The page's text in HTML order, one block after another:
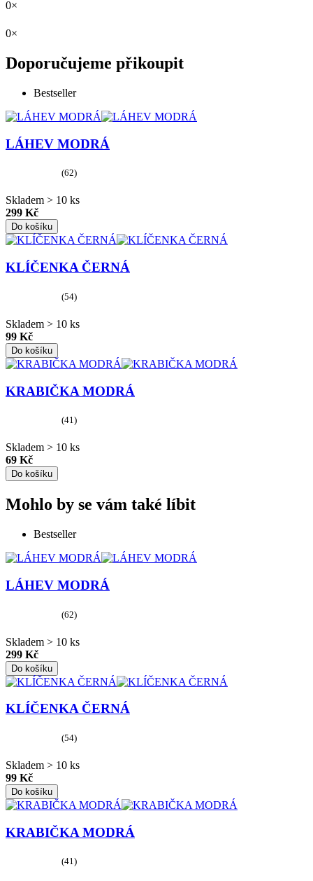
0×
0×
Doporučujeme přikoupit
Bestseller
LÁHEV MODRÁ
(62)
Skladem > 10 ks
299 Kč
Do košíku
KLÍČENKA ČERNÁ
(54)
Skladem > 10 ks
99 Kč
Do košíku
KRABIČKA MODRÁ
(41)
Skladem > 10 ks
69 Kč
Do košíku
Mohlo by se vám také líbit
Bestseller
LÁHEV MODRÁ
(62)
Skladem > 10 ks
299 Kč
Do košíku
KLÍČENKA ČERNÁ
(54)
Skladem > 10 ks
99 Kč
Do košíku
KRABIČKA MODRÁ
(41)